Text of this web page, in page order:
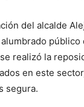
del alcalde
realizó la
en este
segura.